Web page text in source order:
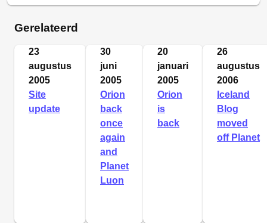
Gerelateerd
23
augustus
2005
Site
update
30
juni
2005
Orion
back
once
again
and
Planet
Luon
20
januari
2005
Orion
is
back
26
augustus
2006
Iceland
Blog
moved
off Planet